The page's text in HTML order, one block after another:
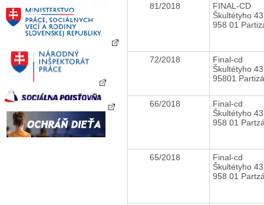
81/2018
FINAL-CD
Škultétyho
958 01
72/2018
Final-cd
Škultétyho
95801
66/2018
Final-cd
Škultétyho
958 01
65/2018
Final-cd
Škultétyho
958 01